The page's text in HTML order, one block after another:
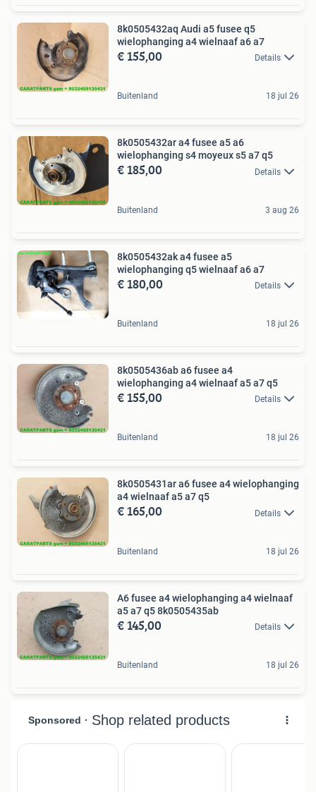
8k0505432aq Audi a5 fusee q5
wielophanging a4 wielnaaf a6 a7
€ 155,00 Details
Buitenland 18 jul 26
8k0505432ar a4 fusee a5 a6
wielophanging s4 moyeux s5 a7 q5
€ 185,00 Details
Buitenland 3 aug 26
8k0505432ak a4 fusee a5
wielophanging q5 wielnaaf a6 a7
€ 180,00 Details
Buitenland 18 jul 26
8k0505436ab a6 fusee a4
wielophanging a4 wielnaaf a5 a7 q5
€ 155,00 Details
Buitenland 18 jul 26
8k0505431ar a6 fusee a4 wielophanging
a4 wielnaaf a5 a7 q5
€ 165,00 Details
Buitenland 18 jul 26
A6 fusee a4 wielophanging a4 wielnaaf
a5 a7 q5 8k0505435ab
€ 145,00 Details
Buitenland 18 jul 26